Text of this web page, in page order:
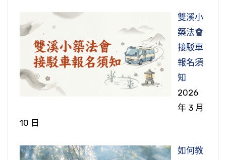
雙溪小
築法會
接駁車
報名須
知
2026
年 3 月
10 日
如何教